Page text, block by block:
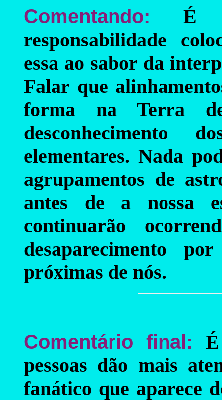
Comentando: É
responsabilidade
essa ao sabor da
Falar que
forma na Terra
desconhecimento
elementares. Nada
agrupamentos de
antes de a nossa
continuarão
desaparecimento
próximas de nós.
Comentário final:
pessoas dão mais
fanático que aparece